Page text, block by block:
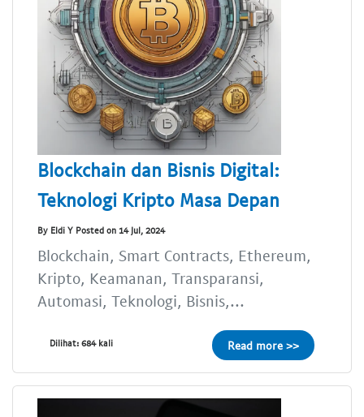
Blockchain dan Bisnis Digital:
Teknologi Kripto Masa Depan
By Eldi Y Posted on 14 Jul, 2024
Blockchain, Smart Contracts, Ethereum,
Kripto, Keamanan, Transparansi,
Automasi, Teknologi, Bisnis,...
Dilihat: 684 kali Read more >>